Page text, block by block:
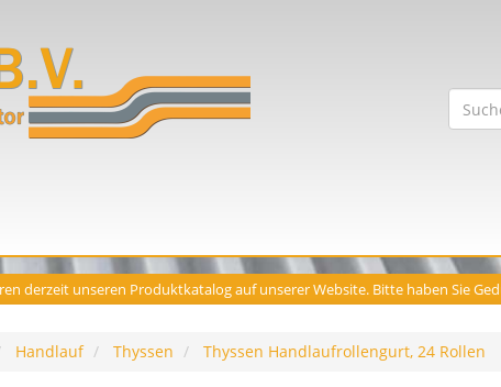
derzeit unseren Produktkatalog auf unserer Website. Bitte haben Sie
Handlauf Thyssen Thyssen Handlaufrollengurt, 24 Rollen